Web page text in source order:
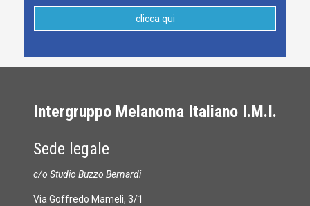
clicca qui
Intergruppo Melanoma Italiano I.M.I.
Sede legale
c/o Studio Buzzo Bernardi
Via Goffredo Mameli, 3/1